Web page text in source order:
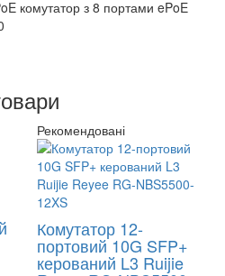
Рекомендовані
Комутатор 12-
портовий 10G SFP+
керований L3 Ruijie